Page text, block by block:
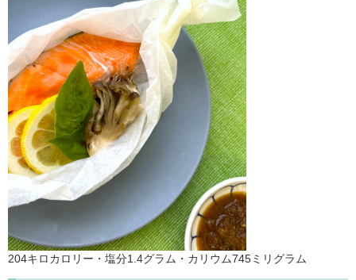
204キロカロリー・塩分1.4グラム・カリウム745ミリグラム